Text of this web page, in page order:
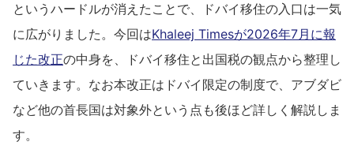
というハードルが消えたことで、ドバイ移住の入口は一気
に広がりました。今回はKhaleej Timesが2026年7月に報
じた改正の中身を、ドバイ移住と出国税の観点から整理し
ていきます。なお本改正はドバイ限定の制度で、アブダビ
など他の首長国は対象外という点も後ほど詳しく解説しま
す。